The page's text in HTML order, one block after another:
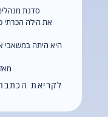
סדנת מנהלים מס' 1 בבינת
את הילה הכרתי
היא היתה במשאבי
לקריאת